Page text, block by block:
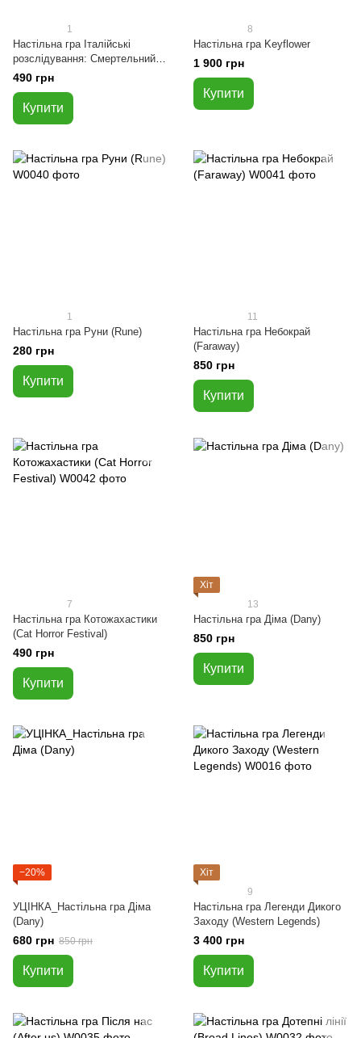
1
Настільна гра Італійські
розслідування: Смертельний
гріх (Murder Party Pocket:
Deadly Sin)
490 грн
Купити
8
Настільна гра Keyflower
1 900 грн
Купити
1
Настільна гра Руни (Rune)
280 грн
Купити
11
Настільна гра Небокрай
(Faraway)
850 грн
Купити
7
Настільна гра Котожахастики
(Cat Horror Festival)
490 грн
Купити
Хіт
13
Настільна гра Діма (Dany)
850 грн
Купити
−20%
УЦІНКА_Настільна гра Діма
(Dany)
680 грн 850 грн
Купити
Хіт
9
Настільна гра Легенди Дикого
Заходу (Western Legends)
3 400 грн
Купити